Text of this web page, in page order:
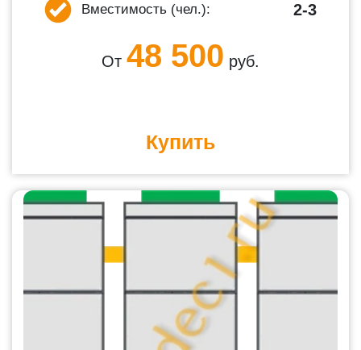
Вместимость (чел.): 2-3
От 48 500 руб.
Купить